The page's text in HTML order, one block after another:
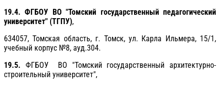
19.4. ФГБОУ ВО "Томский государственный педагогический
университет" (ТГПУ),
634057, Томская область, г. Томск, ул. Карла Ильмера, 15/1,
учебный корпус №8, ауд.304.
19.5. ФГБОУ ВО "Томский государственный архитектурно-
строительный университет",